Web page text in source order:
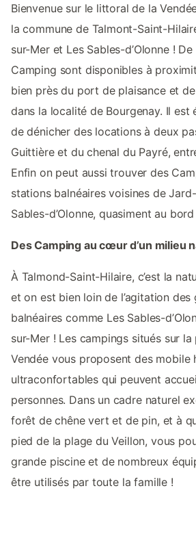
Bienvenue sur le littoral de la
la commune de Talmont-Saint-
sur-Mer et Les Sables-d’Olonne !
Camping sont disponibles à
bien près du port de plaisance et
dans la localité de Bourgenay. Il est
de dénicher des locations à deux
Guittière et du chenal du Payré,
Enfin on peut aussi trouver des
stations balnéaires voisines de
Sables-d’Olonne, quasiment au bord
Des Camping au cœur d’un milieu
À Talmond-Saint-Hilaire, c’est la
et on est bien loin de l’agitation des
balnéaires comme Les Sables-
sur-Mer ! Les campings situés sur
Vendée vous proposent des mobile
ultraconfortables qui peuvent
personnes. Dans un cadre naturel
forêt de chêne vert et de pin, et à
pied de la plage du Veillon, vous
grande piscine et de nombreux
être utilisés par toute la famille !